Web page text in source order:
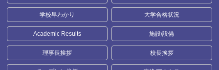
学校早わかり 大学合格状況
Academic Results 施設/設備
理事長挨拶 校長挨拶